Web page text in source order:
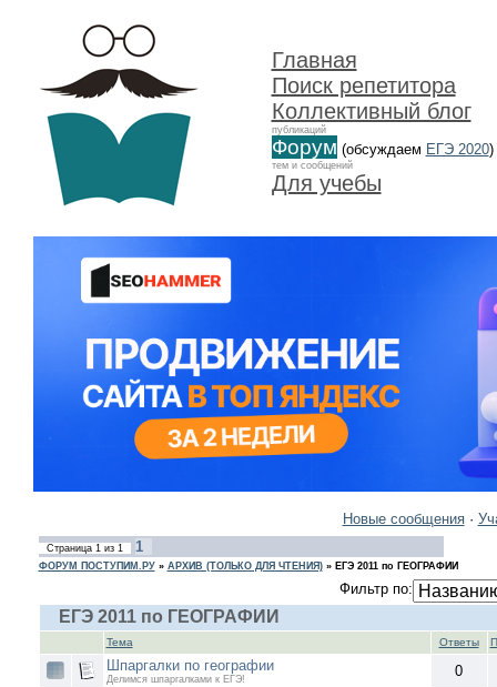
Главная
Поиск репетитора
Коллективный блог
публикаций
Форум (обсуждаем ЕГЭ 2020)
тем и сообщений
Для учебы
Новые сообщения·
Страница 1из 1 1
ФОРУМ ПОСТУПИМ.РУ» АРХИВ (ТОЛЬКО ДЛЯ ЧТЕНИЯ)» ЕГЭ 2011 по ГЕОГРАФИИ
Фильтр по:
ЕГЭ 2011 по ГЕОГРАФИИ
Тема Ответы
Шпаргалки по географии
Делимся шпаргалками к ЕГЭ!
0